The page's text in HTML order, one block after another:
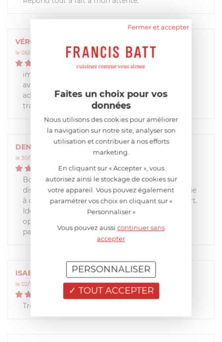
VÉRONIQUE
le 06/05/2021 à 11:06:43
impeccable pour ranger les 2 disques obtenus
avec l'achat de ma nouvelle cuve complète
adaptable à mon ancien robot acheté en 1997 et
transformable en 5200 xl
DENIS
le 30/03/2020 à 14:07:45
5/5
Boite de rangement permettant de stocker 4
disques (utilisés pour râper ou trancher) identique
à celle qui est livrée lors de l'achat du Cook Expert.
Idéale pour ranger d'autres disques achetés en
option tel que que le disque à radis ou parmesan
par exemple!
ISABELLE
le 02/10/2019 à 10:00:16
5
Très pratique en complément
Fermer et accepter
Faites un choix pour vos
données
Nous utilisons des cookies pour améliorer
la navigation sur notre site, analyser son
utilisation et contribuer à nos efforts
marketing.
En cliquant sur « Accepter », vous
autorisez ainsi le stockage de cookies sur
votre appareil. Vous pouvez également
paramétrer vos choix en cliquant sur «
Personnaliser »
Vous pouvez aussicontinuer sans
accepter
TOUT ACCEPTER
PERSONNALISER